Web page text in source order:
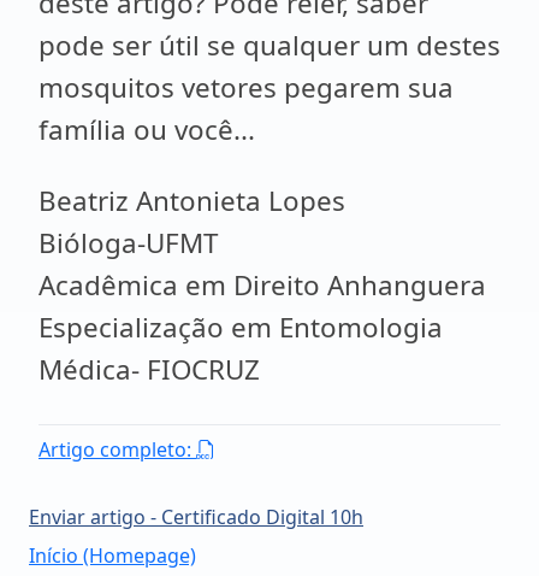
pode ser útil se qualquer um destes
mosquitos vetores pegarem sua
família ou você...
Beatriz Antonieta Lopes
Bióloga-UFMT
Acadêmica em Direito Anhanguera
Especialização em Entomologia
Médica- FIOCRUZ
Artigo completo:
Enviar artigo - Certificado Digital 10h
Início (Homepage)